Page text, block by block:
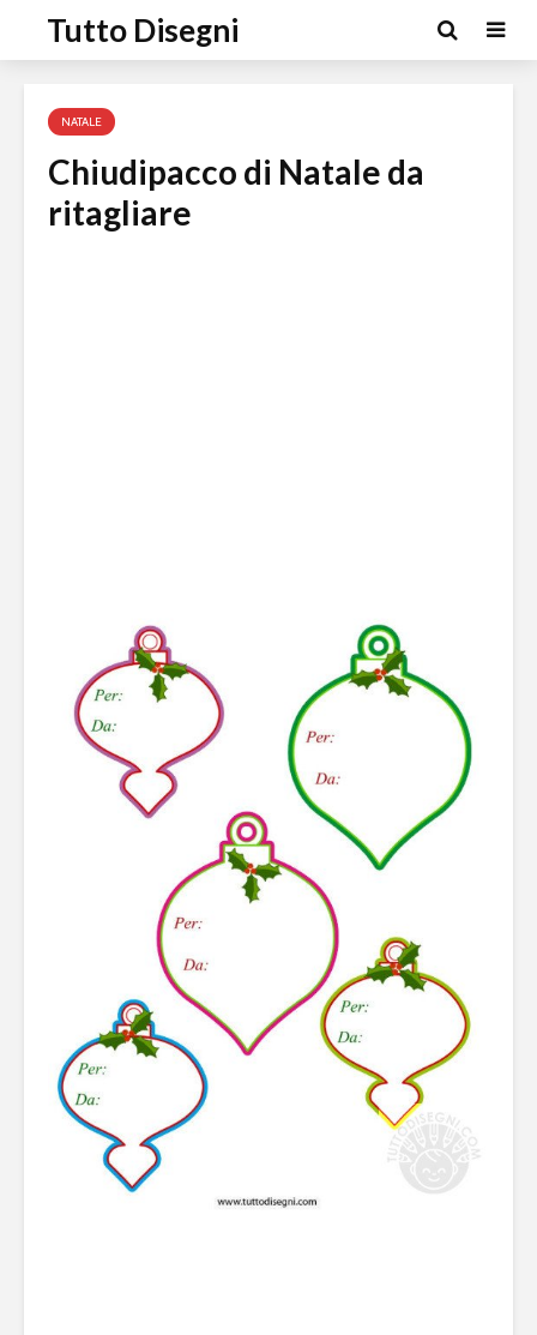
Tutto Disegni
NATALE
Chiudipacco di Natale da
ritagliare